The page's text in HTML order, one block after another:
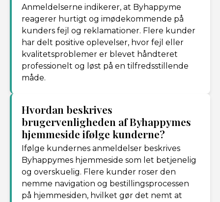
Anmeldelserne indikerer, at Byhappyme
reagerer hurtigt og imødekommende på
kunders fejl og reklamationer. Flere kunder
har delt positive oplevelser, hvor fejl eller
kvalitetsproblemer er blevet håndteret
professionelt og løst på en tilfredsstillende
måde.
Hvordan beskrives
brugervenligheden af Byhappymes
hjemmeside ifølge kunderne?
Ifølge kundernes anmeldelser beskrives
Byhappymes hjemmeside som let betjenelig
og overskuelig. Flere kunder roser den
nemme navigation og bestillingsprocessen
på hjemmesiden, hvilket gør det nemt at